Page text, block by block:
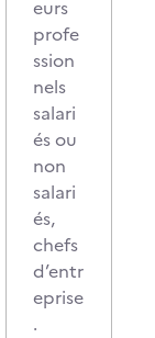
eurs
profe
ssion
nels
salari
és ou
non
salari
és,
chefs
d’entr
eprise
.